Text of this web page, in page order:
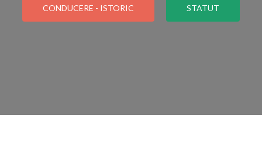
CONDUCERE - ISTORIC STATUT